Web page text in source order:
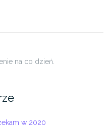
na co dzień.
w 2020